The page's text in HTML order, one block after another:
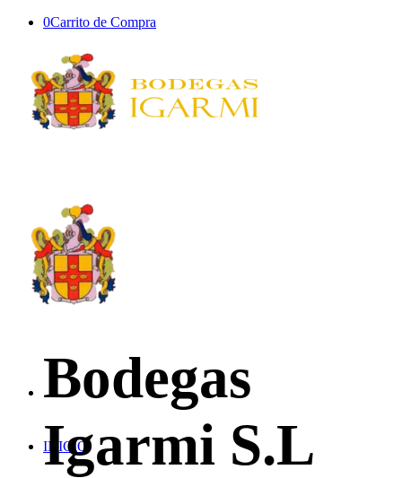
0Carrito de Compra
INICIO
Bodegas
Igarmi S.L